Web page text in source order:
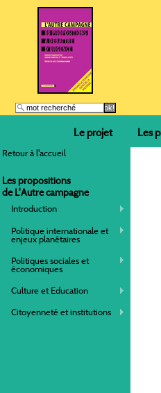
Le projet Les
Retour à l'accueil
Les propositions
de L'Autre campagne
Introduction
Politique internationale et
enjeux planétaires
Politiques sociales et
économiques
Culture et Education
Citoyenneté et institutions